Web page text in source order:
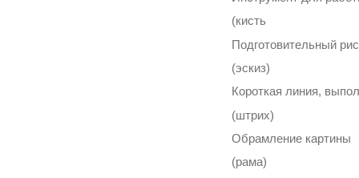
(кисть
Подготовительный
(эскиз)
Короткая линия,
(штрих)
Обрамление
(рама)